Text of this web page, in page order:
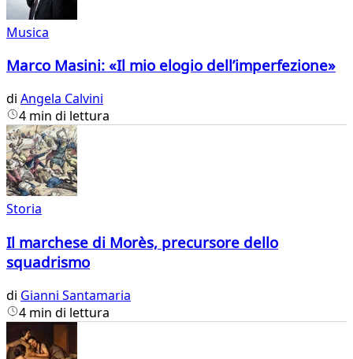
Musica
Marco Masini: «Il mio elogio dell’imperfezione»
di Angela Calvini
4 min di lettura
Storia
Il marchese di Morès, precursore dello
squadrismo
di Gianni Santamaria
4 min di lettura